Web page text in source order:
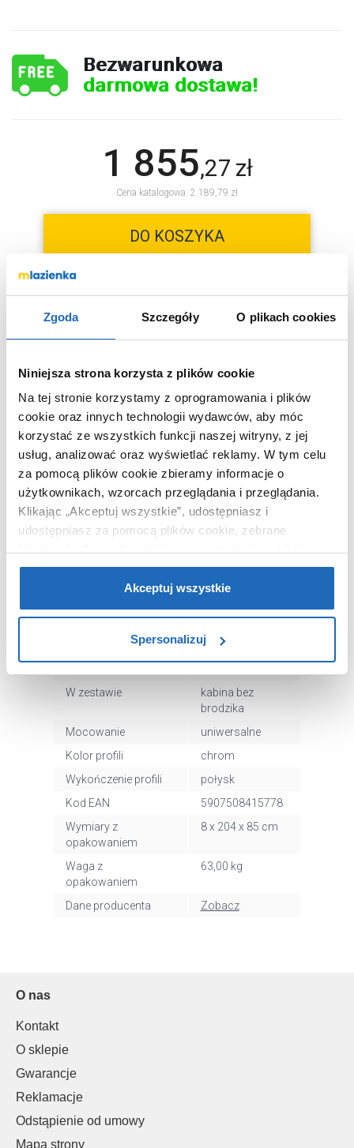
Zgoda Szczegóły O plikach cookies
Niniejsza strona korzysta z plików cookie
Na tej stronie korzystamy z oprogramowania i plików
cookie oraz innych technologii wydawców, aby móc
korzystać ze wszystkich funkcji naszej witryny, z jej
usług, analizować oraz wyświetlać reklamy. W tym celu
za pomocą plików cookie zbieramy informacje o
użytkownikach, wzorcach przeglądania i przeglądania.
Klikając „Akceptuj wszystkie”, udostępniasz i
udostępniasz za pomocą plików cookie, zebrane
partnerzy reklamowi.Jeśli chcesz, włącz „Tylko
wymagane pliki cookie”.Pamiętaj jednak, że
zablokowane niektóre pliki cookie mogą mieć wpływ na
cookie, kliknij „Ustawienia plików cookie”.Jeśli chcesz
dlaczego ich przepisy, przejdź do zakładu „Informacje o
plikach cookie”.
Akceptuj wszystkie
Spersonalizuj
Bezwarunkowa
darmowa dostawa!
1 855,27 zł
Cena katalogowa: 2 189,79 zł
DO KOSZYKA
Chcesz zamówić telefonicznie?
OPIS PRODUKTU
Marka
Sea-Horse
Nr katalogowy
BKP257T0813
Rodzaj
prostokątna
Dłuższy bok
130 cm
200 cm
przezroczyste
W zestawie
kabina bez
brodzika
Mocowanie
uniwersalne
Kolor profili
chrom
Wykończenie profili
połysk
Kod EAN
5907508415778
Wymiary z
opakowaniem
8 x 204 x 85 cm
Waga z
opakowaniem
63,00 kg
Dane producenta Zobacz
O nas
Kontakt
O sklepie
Gwarancje
Reklamacje
Odstąpienie od umowy
Mapa strony